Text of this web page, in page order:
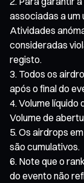
associadas a um
Atividades
consideradas
registo.
Todos os
após o final do
Volume líquido
Volume de
Os airdrops
são cumulativos.
Note que o
do evento não